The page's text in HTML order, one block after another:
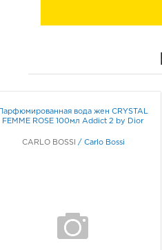
Парфюмированная вода жен CRYSTAL
FEMME ROSE 100мл Addict 2 by Dior
CARLO BOSSI / Carlo Bossi